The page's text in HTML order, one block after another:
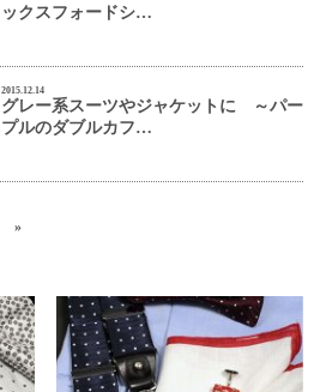
ックスフォードシ…
2015.12.14
グレー系スーツやジャケットに ～パー
プルのダブルカフ…
»